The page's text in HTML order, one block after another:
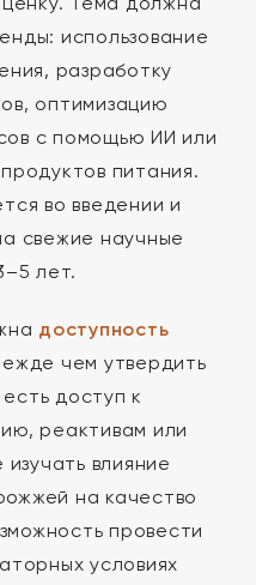
использование
разработку
оптимизацию
с помощью ИИ или
питания.
во введении и
свежие научные
лет.
доступность
чем утвердить
доступ к
реактивам или
влияние
на качество
провести
условиях